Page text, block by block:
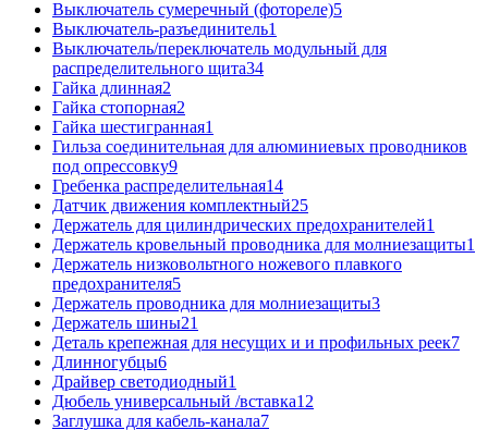
Выключатель сумеречный (фотореле)5
Выключатель-разъединитель1
Выключатель/переключатель модульный для
распределительного щита34
Гайка длинная2
Гайка стопорная2
Гайка шестигранная1
Гильза соединительная для алюминиевых проводников
под опрессовку9
Гребенка распределительная14
Датчик движения комплектный25
Держатель для цилиндрических предохранителей1
Держатель кровельный проводника для молниезащиты1
Держатель низковольтного ножевого плавкого
предохранителя5
Держатель проводника для молниезащиты3
Держатель шины21
Деталь крепежная для несущих и и профильных реек7
Длинногубцы6
Драйвер светодиодный1
Дюбель универсальный /вставка12
Заглушка для кабель-канала7